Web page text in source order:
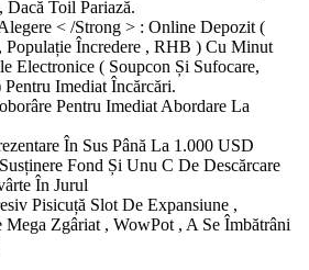
Toil Pariază.
< /Strong > : Online Depozit (
Încredere , RHB ) Cu Minut
Electronice ( Soupcon Și Sufocare,
Pentru Imediat Încărcări.
Pentru Imediat Abordare La
În Sus Până La 1.000 USD
Fond Și Unu C De Descărcare
În Jurul
Pisicuță Slot De Expansiune ,
Zgâriat , WowPot , A Se Îmbătrâni